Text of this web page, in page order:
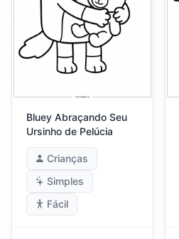
Bluey Abraçando Seu
Ursinho de Pelúcia
Crianças
Simples
Fácil